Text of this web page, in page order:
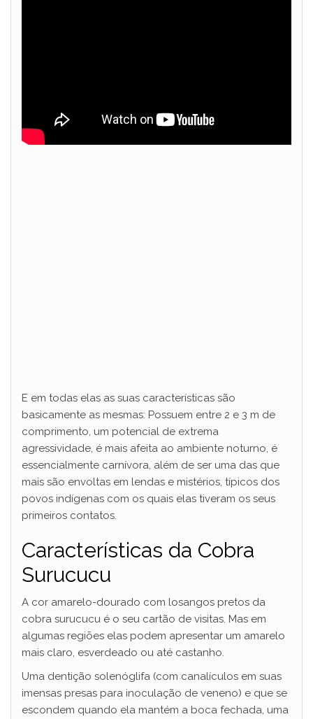
E em todas elas as suas características são
basicamente as mesmas: Possuem entre 2 e 3 m de
comprimento, um potencial de extrema
agressividade, é mais afeita ao ambiente noturno, é
essencialmente carnívora, além de ser uma das que
mais são envoltas em lendas e mistérios, típicos dos
povos indígenas com os quais elas tiveram os seus
primeiros contatos.
Características da Cobra
Surucucu
A cor amarelo-dourado com losangos pretos da
cobra surucucu é o seu cartão de visitas. Mas em
algumas regiões elas podem apresentar um amarelo
mais claro, esverdeado ou até castanho.
Uma dentição solenóglifa (com canalículos em suas
imensas presas para inoculação de veneno) e que se
escondem quando ela mantém a boca fechada, uma